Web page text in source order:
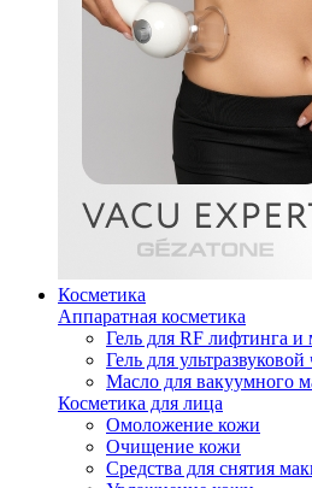
Косметика
Аппаратная косметика
Гель для RF лифтинга и
Гель для ультразвуковой
Масло для вакуумного
Косметика для лица
Омоложение кожи
Очищение кожи
Средства для снятия